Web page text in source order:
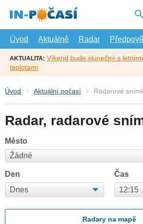
hlavní
Úvod
Aktuálně Radar
AKTUALITA: Víkend bude slunečný s
teplotami
Úvod Aktuální počasí Radarové
Radar, radarové
Město
Den Čas
Radary na mapě